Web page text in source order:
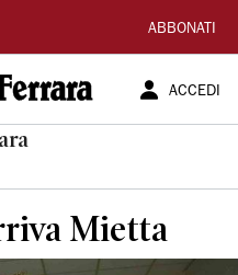
ABBONATI
ACCEDI
Mietta